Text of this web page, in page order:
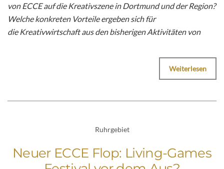
von ECCE auf die Kreativszene in Dortmund und der Region?
Welche konkreten Vorteile ergeben sich für
die Kreativwirtschaft aus den bisherigen Aktivitäten von
Weiterlesen
Ruhrgebiet
Neuer ECCE Flop: Living-Games